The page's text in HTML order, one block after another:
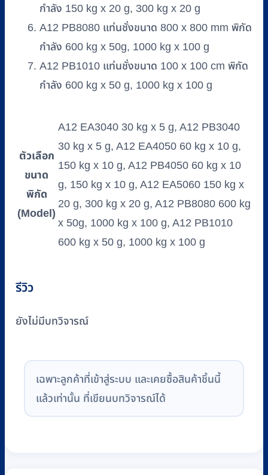
กำลัง 150 kg x 20 g, 300 kg x 20 g
A12 PB8080 แท่นชั่งขนาด 800 x 800 mm พิกัด
กำลัง 600 kg x 50g, 1000 kg x 100 g
A12 PB1010 แท่นชั่งขนาด 100 x 100 cm พิกัด
กำลัง 600 kg x 50 g, 1000 kg x 100 g
ตัวเลือก
ขนาด
พิกัด
(Model)
A12 EA3040 30 kg x 5 g, A12 PB3040
30 kg x 5 g, A12 EA4050 60 kg x 10 g,
150 kg x 10 g, A12 PB4050 60 kg x 10
g, 150 kg x 10 g, A12 EA5060 150 kg x
20 g, 300 kg x 20 g, A12 PB8080 600 kg
x 50g, 1000 kg x 100 g, A12 PB1010
600 kg x 50 g, 1000 kg x 100 g
รีวิว
ยังไม่มีบทวิจารณ์
เฉพาะลูกค้าที่เข้าสู่ระบบ และเคยซื้อสินค้าชิ้นนี้
แล้วเท่านั้น ที่เขียนบทวิจารณ์ได้